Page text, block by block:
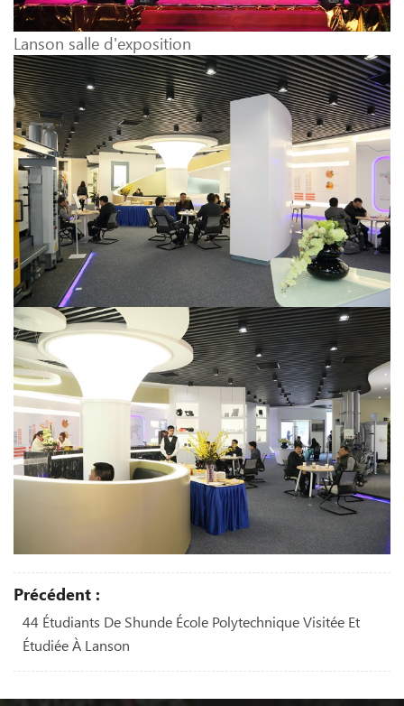
Lanson salle d'exposition
Précédent :
44 Étudiants De Shunde École Polytechnique Visitée Et
Étudiée À Lanson